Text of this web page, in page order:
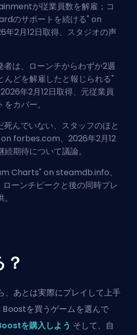
が従業員数を解雇；コ
のサポートを続ける" on
2月12日取得、スタジオの声
は、ローンチからわずか2週
んどを解雇したと報じられる"
年2月12日取得、元従業員
カバー。
んでいない、スタッフのほと
forbes.com、2026年2月12
期待について議論。
Charts" on steamdb.info、
ーンチピークと後の同時プレ
、あとは実際にプレイして上手
Boostを買うゲームを選んで
を購入しよう そして、自